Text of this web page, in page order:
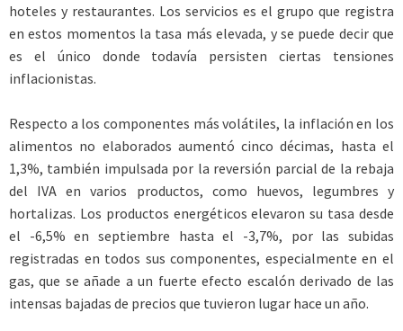
hoteles y restaurantes. Los servicios es el grupo que registra
en estos momentos la tasa más elevada, y se puede decir que
es el único donde todavía persisten ciertas tensiones
inflacionistas.
Respecto a los componentes más volátiles, la inflación en los
alimentos no elaborados aumentó cinco décimas, hasta el
1,3%, también impulsada por la reversión parcial de la rebaja
del IVA en varios productos, como huevos, legumbres y
hortalizas. Los productos energéticos elevaron su tasa desde
el -6,5% en septiembre hasta el -3,7%, por las subidas
registradas en todos sus componentes, especialmente en el
gas, que se añade a un fuerte efecto escalón derivado de las
intensas bajadas de precios que tuvieron lugar hace un año.